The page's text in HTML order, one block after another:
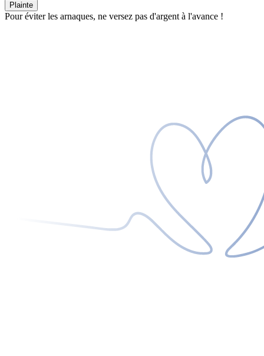
Plainte
Pour éviter les arnaques, ne versez pas d'argent à l'avance !